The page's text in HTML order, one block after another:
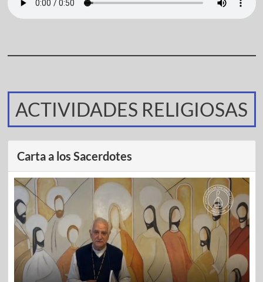
ACTIVIDADES RELIGIOSAS
Carta a los Sacerdotes